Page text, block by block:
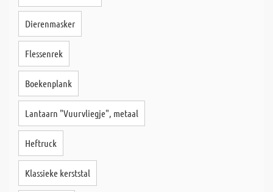
Dierenmasker
Flessenrek
Boekenplank
Lantaarn "Vuurvliegje", metaal
Heftruck
Klassieke kerststal